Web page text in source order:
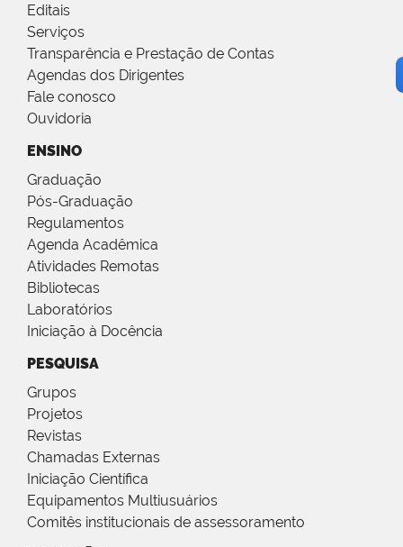
Editais
Serviços
Transparência e Prestação de Contas
Agendas dos Dirigentes
Fale conosco
Ouvidoria
ENSINO
Graduação
Pós-Graduação
Regulamentos
Agenda Acadêmica
Atividades Remotas
Bibliotecas
Laboratórios
Iniciação à Docência
PESQUISA
Grupos
Projetos
Revistas
Chamadas Externas
Iniciação Científica
Equipamentos Multiusuários
Comitês institucionais de assessoramento